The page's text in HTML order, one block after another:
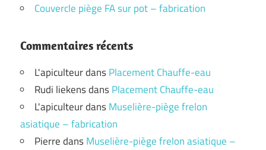
Couvercle piège FA sur pot – fabrication
Commentaires récents
L'apiculteurdansPlacement Chauffe-eau
Rudi liekensdansPlacement Chauffe-eau
L'apiculteurdansMuselière-piège frelon
asiatique – fabrication
PierredansMuselière-piège frelon asiatique –